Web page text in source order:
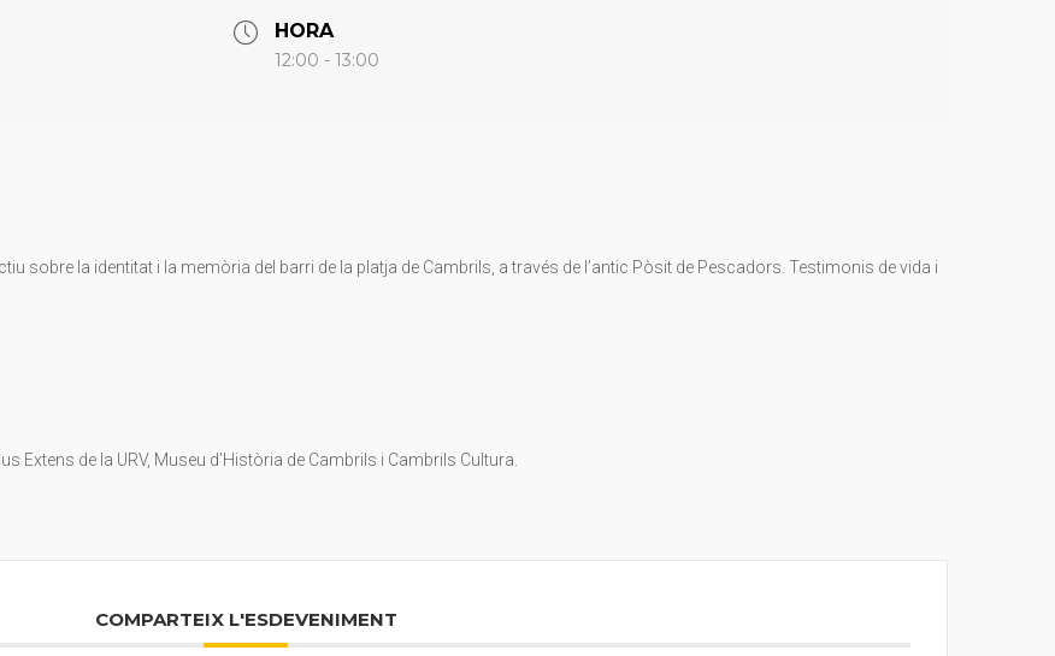
HORA
12:00 - 13:00
sobre la identitat i la memòria del barri de la platja de Cambrils, a través de l’antic Pòsit de Pescadors. Testimonis de vida i
de la URV, Museu d’Història de Cambrils i Cambrils Cultura.
COMPARTEIX L'ESDEVENIMENT